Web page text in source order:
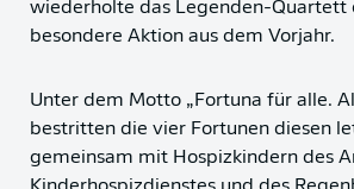
wiederholte das Legenden-Quartett
besondere Aktion aus dem Vorjahr.
Unter dem Motto „Fortuna für alle.
bestritten die vier Fortunen diesen
gemeinsam mit Hospizkindern des